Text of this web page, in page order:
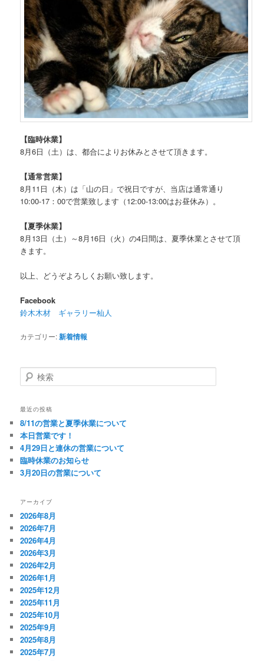
【臨時休業】
8月6日（土）は、都合によりお休みとさせて頂きます。
【通常営業】
8月11日（木）は「山の日」で祝日ですが、当店は通常通り
10:00-17：00で営業致します（12:00-13:00はお昼休み）。
【夏季休業】
8月13日（土）～8月16日（火）の4日間は、夏季休業とさせて頂
きます。
以上、どうぞよろしくお願い致します。
Facebook
鈴木木材 ギャラリー杣人
カテゴリー:新着情報
検
索
最近の投稿
8/11の営業と夏季休業について
本日営業です！
4月29日と連休の営業について
臨時休業のお知らせ
3月20日の営業について
アーカイブ
2026年8月
2026年7月
2026年4月
2026年3月
2026年2月
2026年1月
2025年12月
2025年11月
2025年10月
2025年9月
2025年8月
2025年7月